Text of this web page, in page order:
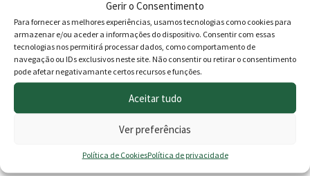
Gerir o Consentimento
Para fornecer as melhores experiências, usamos tecnologias como cookies para
armazenar e/ou aceder a informações do dispositivo. Consentir com essas
tecnologias nos permitirá processar dados, como comportamento de
navegação ou IDs exclusivos neste site. Não consentir ou retirar o consentimento
pode afetar negativamante certos recursos e funções.
Aceitar tudo
Ver preferências
Política de CookiesPolítica de privacidade
preço
original
era:
169.00 €.
preço
atual
é:
149.00 €.
Adicionar Adicionar
Produtos
Agricultura
Cercas eléctricas